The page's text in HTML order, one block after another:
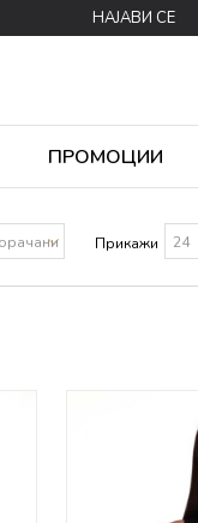
НАЈАВИ СЕ
ПРОМОЦИИ
Прикажи